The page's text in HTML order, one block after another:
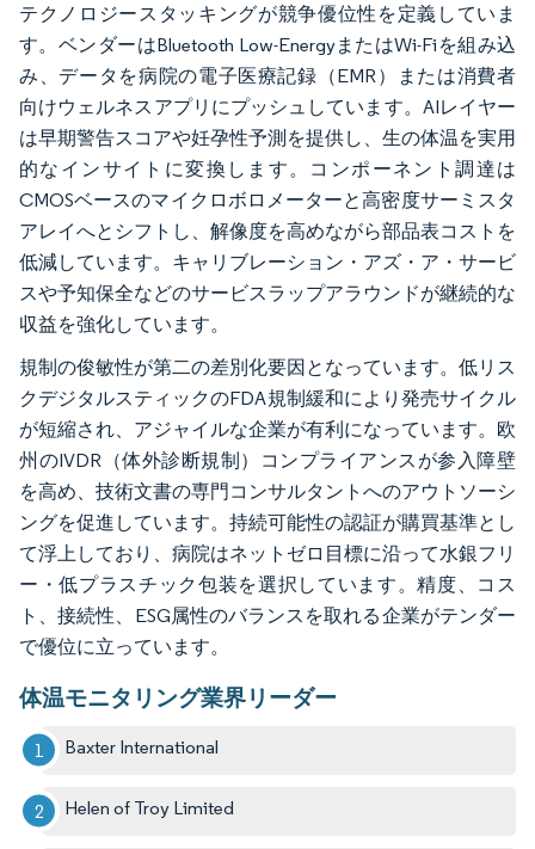
テクノロジースタッキングが競争優位性を定義していま
す。ベンダーはBluetooth Low-EnergyまたはWi-Fiを組み込
み、データを病院の電子医療記録（EMR）または消費者
向けウェルネスアプリにプッシュしています。AIレイヤー
は早期警告スコアや妊孕性予測を提供し、生の体温を実用
的なインサイトに変換します。コンポーネント調達は
CMOSベースのマイクロボロメーターと高密度サーミスタ
アレイへとシフトし、解像度を高めながら部品表コストを
低減しています。キャリブレーション・アズ・ア・サービ
スや予知保全などのサービスラップアラウンドが継続的な
収益を強化しています。
規制の俊敏性が第二の差別化要因となっています。低リス
クデジタルスティックのFDA規制緩和により発売サイクル
が短縮され、アジャイルな企業が有利になっています。欧
州のIVDR（体外診断規制）コンプライアンスが参入障壁
を高め、技術文書の専門コンサルタントへのアウトソーシ
ングを促進しています。持続可能性の認証が購買基準とし
て浮上しており、病院はネットゼロ目標に沿って水銀フリ
ー・低プラスチック包装を選択しています。精度、コス
ト、接続性、ESG属性のバランスを取れる企業がテンダー
で優位に立っています。
体温モニタリング業界リーダー
Baxter International
Helen of Troy Limited